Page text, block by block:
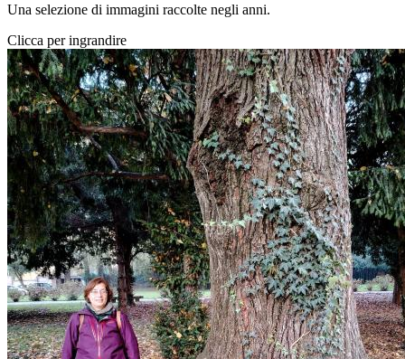
Una selezione di immagini raccolte negli anni.
Clicca per ingrandire